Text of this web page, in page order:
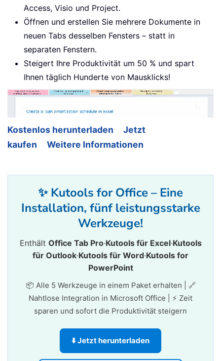
Access, Visio und Project.
Öffnen und erstellen Sie mehrere Dokumente in
neuen Tabs desselben Fensters – statt in
separaten Fenstern.
Steigert Ihre Produktivität um 50 % und spart
Ihnen täglich Hunderte von Mausklicks!
Kostenlos herunterladen
Jetzt
kaufen
Weitere Informationen
✨ Kutools for Office – Eine
Installation, fünf leistungsstarke
Werkzeuge!
Enthält Office Tab Pro·Kutools für Excel·Kutools
für Outlook·Kutools für Word·Kutools for
PowerPoint
📦 Alle 5 Werkzeuge in einem Paket erhalten | 🔗
Nahtlose Integration in Microsoft Office | ⚡ Zeit
sparen und sofort die Produktivität steigern
⬇️ Jetzt herunterladen